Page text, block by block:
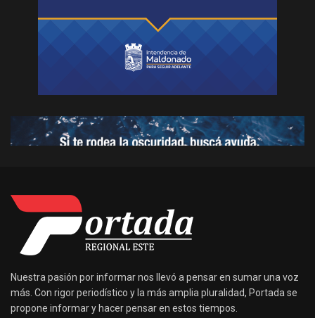
Nuestra pasión por informar nos llevó a pensar en sumar una voz
más. Con rigor periodístico y la más amplia pluralidad, Portada se
propone informar y hacer pensar en estos tiempos.